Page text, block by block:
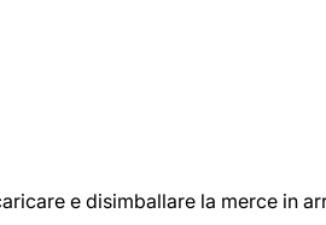
e disimballare la merce in